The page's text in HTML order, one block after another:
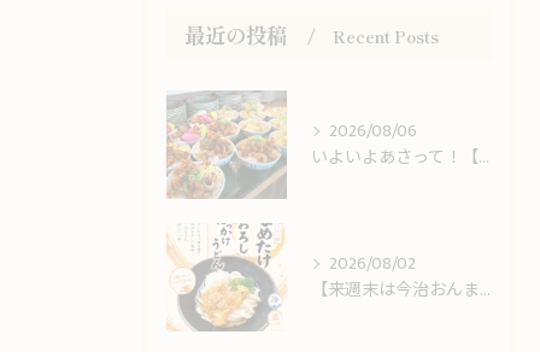
最近の投稿 Recent Posts
2026/08/06
いよいよあさって！【今治おんまく】＆しまなみ海道観光のお客様をお出迎え！
2026/08/02
【来週末は今治おんまく！】猛暑の休日ランチは冷やしうどんでサッパリと